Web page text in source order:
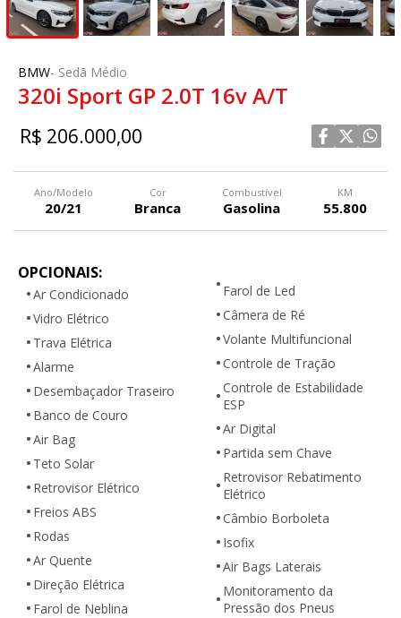
BMW- Sedã Médio
320i Sport GP 2.0T 16v A/T
R$ 206.000,00
Ano/Modelo
20/21
Cor
Branca
Combustível
Gasolina
KM
55.800
OPCIONAIS:
Ar Condicionado
Vidro Elétrico
Trava Elétrica
Alarme
Desembaçador Traseiro
Banco de Couro
Air Bag
Teto Solar
Retrovisor Elétrico
Freios ABS
Rodas
Ar Quente
Direção Elétrica
Farol de Neblina
Farol de Led
Câmera de Ré
Volante Multifuncional
Controle de Tração
Controle de Estabilidade
ESP
Ar Digital
Partida sem Chave
Retrovisor Rebatimento
Elétrico
Câmbio Borboleta
Isofix
Air Bags Laterais
Monitoramento da
Pressão dos Pneus